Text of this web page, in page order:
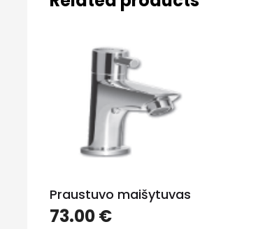
Praustuvo maišytuvas
73.00€